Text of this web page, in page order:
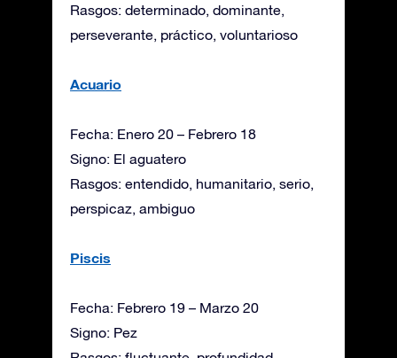
Rasgos: determinado, dominante,
perseverante, práctico, voluntarioso
Acuario
Fecha: Enero 20 – Febrero 18
Signo: El aguatero
Rasgos: entendido, humanitario, serio,
perspicaz, ambiguo
Piscis
Fecha: Febrero 19 – Marzo 20
Signo: Pez